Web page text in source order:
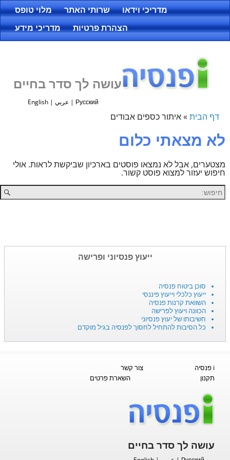
מלוי טופס שרותי האתר
מדריכי וידאו
מדריכי מידע
הצהרת פרטיות
עושה לך סדר בחיים
Русский
| عربي |
English
דף הבית»איתור כספים אבודים
לא מצאתי כלום
מצטערים, אבל לא נמצאו פוסטים בארכיון שביקשת לראות. אולי
חיפוש יעזור למצוא פוסט קשור.
ייעוץ פנסיוני ופרישה
סוכן ביטוח פנסיה
ייעוץ כלכלי וייעוץ פיננסי
השוואת קרנות פנסיה
הכוונה ויעוץ לפרישה
חשיבותו של יעוץ פנסיוני
כל הסיבות להתחיל לחסוך לפנסיה בגיל מוקדם
i פנסיה
צור קשר
תקנון
השארת פרטים
עושה לך סדר בחיים